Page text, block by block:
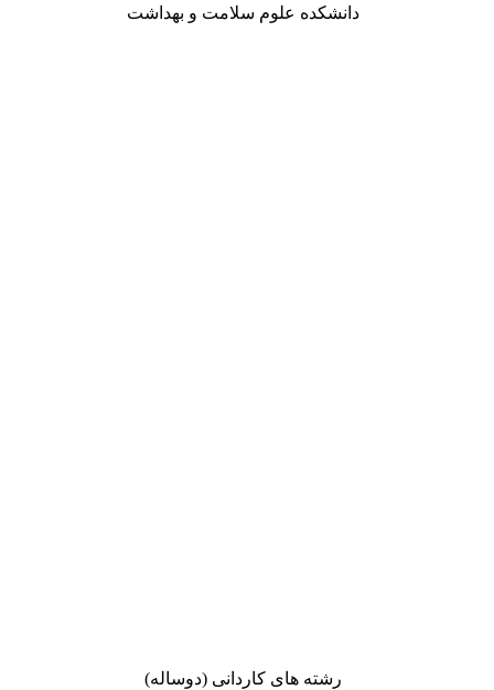
دانشکده علوم سلامت و بهداشت
رشته های کاردانی (دوساله)